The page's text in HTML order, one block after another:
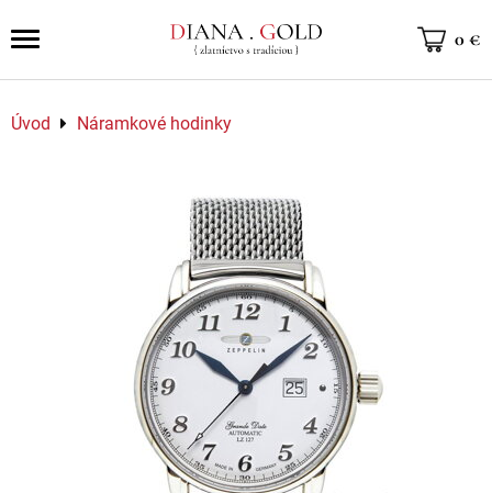
0 €
Úvod Náramkové hodinky